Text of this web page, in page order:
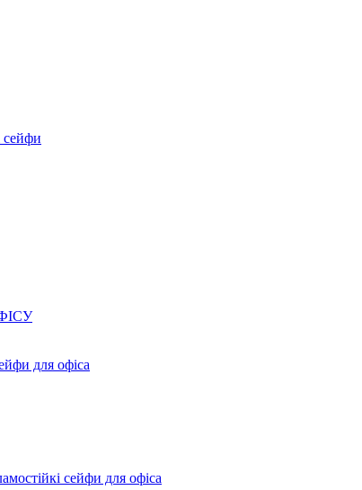
сейфи
для офіса
сейфи для офіса